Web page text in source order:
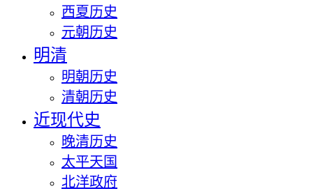
西夏历史
元朝历史
明清
明朝历史
清朝历史
近现代史
晚清历史
太平天国
北洋政府